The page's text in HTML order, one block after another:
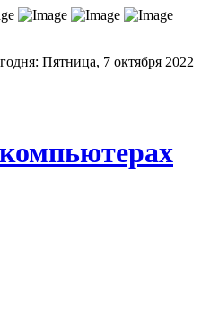
Пятница, 7 октября 2022